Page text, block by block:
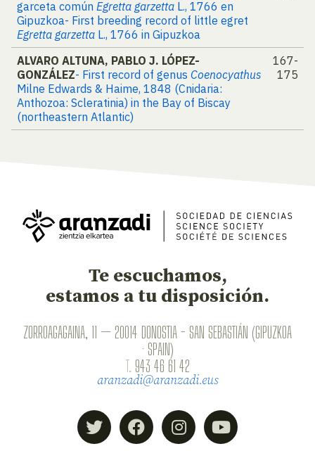
garceta común Egretta garzetta L., 1766 en
Gipuzkoa- First breeding record of little egret
Egretta garzetta L., 1766 in Gipuzkoa
ALVARO ALTUNA, PABLO J. LÓPEZ-
GONZÁLEZ- First record of genus Coenocyathus
Milne Edwards & Haime, 1848 (Cnidaria:
Anthozoa: Scleratinia) in the Bay of Biscay
(northeastern Atlantic)
167-
175
Te escuchamos,
estamos a tu disposición.
ZORROAGAGAINA, 11 — 20014 DONOSTIA - SAN SEBASTIÁN (GIPUZKOA
· SPAIN)
T. 943 46 61 42
aranzadi@aranzadi.eus